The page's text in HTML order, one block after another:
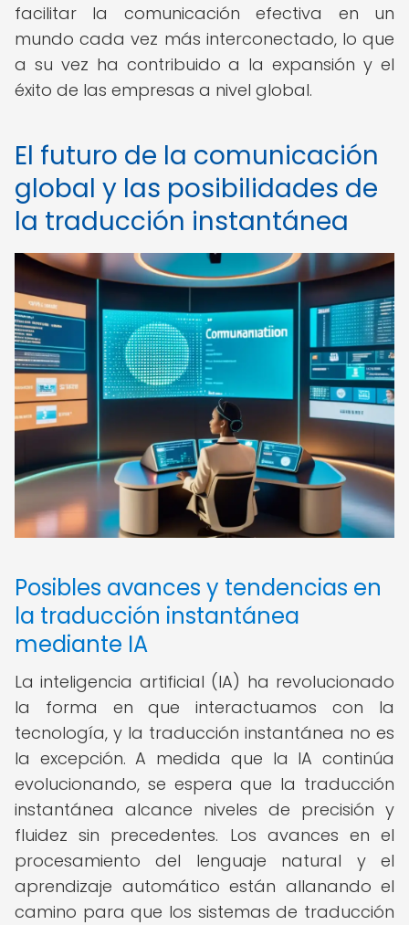
facilitar la comunicación efectiva en un
mundo cada vez más interconectado, lo que
a su vez ha contribuido a la expansión y el
éxito de las empresas a nivel global.
El futuro de la comunicación
global y las posibilidades de
la traducción instantánea
Posibles avances y tendencias en
la traducción instantánea
mediante IA
La inteligencia artificial (IA) ha revolucionado
la forma en que interactuamos con la
tecnología, y la traducción instantánea no es
la excepción. A medida que la IA continúa
evolucionando, se espera que la traducción
instantánea alcance niveles de precisión y
fluidez sin precedentes. Los avances en el
procesamiento del lenguaje natural y el
aprendizaje automático están allanando el
camino para que los sistemas de traducción